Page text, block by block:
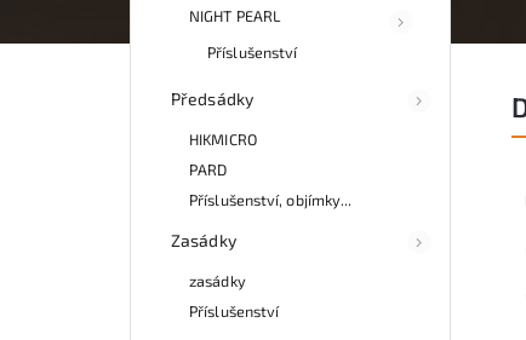
NIGHT PEARL
Příslušenství
Předsádky
HIKMICRO
PARD
Příslušenství, objímky...
Zasádky
zasádky
Příslušenství